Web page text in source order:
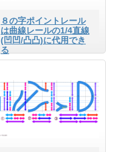
８の字ポイントレール
は曲線レールの1/4直線
(凹凹/凸凸)に代用でき
る